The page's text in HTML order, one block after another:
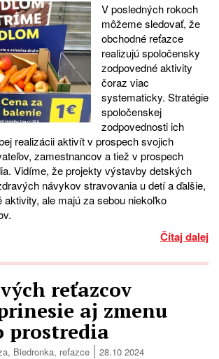
V posledných rokoch
môžeme sledovať, že
obchodné reťazce
realizujú spoločensky
zodpovedné aktivity
čoraz viac
systematicky. Stratégie
spoločenskej
zodpovednosti ich
realizácii aktivít v prospech svojich
zamestnancov a tiež v prospech
Vidíme, že projekty výstavby detských
návykov stravovania u detí a ďalšie,
aktivity, ale majú za sebou niekoľko
Čítaj dalej
reťazcov
aj zmenu
prostredia
, Biedronka, reťazce 28.10 2024